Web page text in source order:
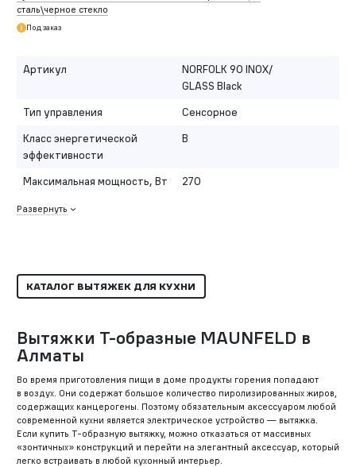
сталь\черное стекло
Под заказ
Артикул
NORFOLK 90 INOX/
GLASS Black
Тип управления
Сенсорное
Класс энергетической
эффективности
B
Максимальная мощность, Вт 270
Развернуть
КАТАЛОГ ВЫТЯЖЕК ДЛЯ КУХНИ
Вытяжки Т-образные MAUNFELD в
Алматы
Во время приготовления пищи в доме продукты горения попадают
в воздух. Они содержат большое количество пиролизированных жиров,
содержащих канцерогены. Поэтому обязательным аксессуаром любой
современной кухни является электрическое устройство — вытяжка.
Если купить Т-образную вытяжку, можно отказаться от массивных
«зонтичных» конструкций и перейти на элегантный аксессуар, который
легко встраивать в любой кухонный интерьер.